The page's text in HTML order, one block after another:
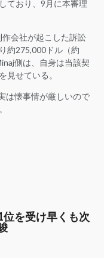
ており、9月に本審理
会社が起こした訴訟
約275,000ドル（約
側は、自身は当該契
見せている。
は懐事情が厳しいので
を受け早くも次